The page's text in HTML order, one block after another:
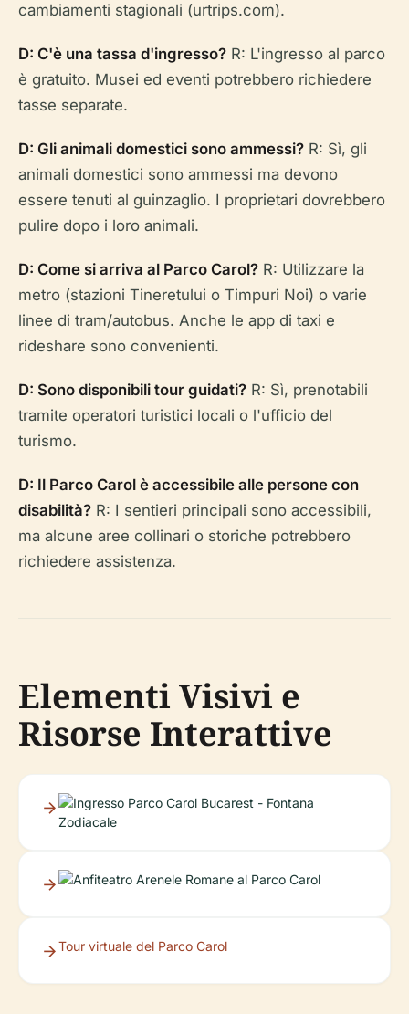
cambiamenti stagionali (urtrips.com).
D: C'è una tassa d'ingresso? R: L'ingresso al parco
è gratuito. Musei ed eventi potrebbero richiedere
tasse separate.
D: Gli animali domestici sono ammessi? R: Sì, gli
animali domestici sono ammessi ma devono
essere tenuti al guinzaglio. I proprietari dovrebbero
pulire dopo i loro animali.
D: Come si arriva al Parco Carol? R: Utilizzare la
metro (stazioni Tineretului o Timpuri Noi) o varie
linee di tram/autobus. Anche le app di taxi e
rideshare sono convenienti.
D: Sono disponibili tour guidati? R: Sì, prenotabili
tramite operatori turistici locali o l'ufficio del
turismo.
D: Il Parco Carol è accessibile alle persone con
disabilità? R: I sentieri principali sono accessibili,
ma alcune aree collinari o storiche potrebbero
richiedere assistenza.
Elementi Visivi e
Risorse Interattive
Tour virtuale del Parco Carol